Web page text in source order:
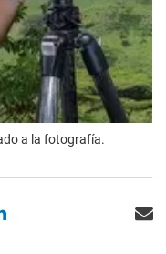
a la fotografía.